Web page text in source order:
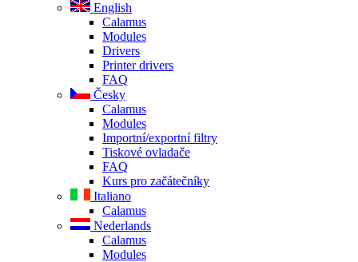
English
Calamus
Modules
Drivers
Printer drivers
FAQ
Česky
Calamus
Modules
Importní/exportní filtry
Tiskové ovladače
FAQ
Kurs pro začátečníky
Italiano
Calamus
Nederlands
Calamus
Modules